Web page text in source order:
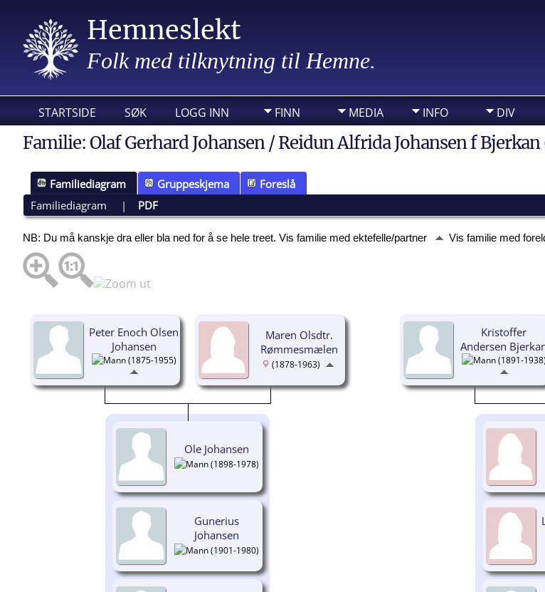
Hemneslekt
Folk med tilknytning til Hemne.
STARTSIDE SØK LOGG INN FINN MEDIA INFO DIV
Familie: Olaf Gerhard Johansen / Reidun Alfrida Johansen f Bjerkan
Familiediagram Gruppeskjema
Foreslå
Familiediagram
| PDF
NB: Du må kanskje dra eller bla ned for å se hele treet. Vis familie med ektefelle/partner Vis familie med
Peter Enoch Olsen
Johansen
(1875-1955)
Maren Olsdtr.
Rømmesmælen
(1878-1963)
Ole Johansen
(1898-1978)
Gunerius
Johansen
(1901-1980)
Kristoffer
Andersen
(1891-1938)